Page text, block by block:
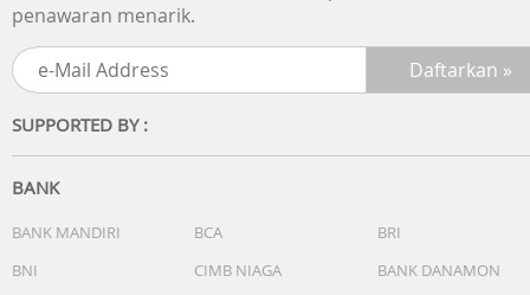
penawaran menarik.
SUPPORTED BY :
BANK
BANK MANDIRI BCA
BRI
BNI
CIMB NIAGA
BANK DANAMON